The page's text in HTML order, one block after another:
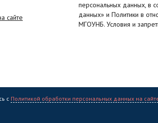
сайте
персональных данных, в
данных» и Политики в
МГОУНБ. Условия и
универсальная научная библиотека"
с Политикой обработки персональных данных на